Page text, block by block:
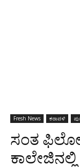
Fresh News ಕರಾವಳಿ
ಸಂತ